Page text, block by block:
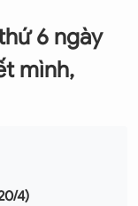
6 ngày
mình,
4)